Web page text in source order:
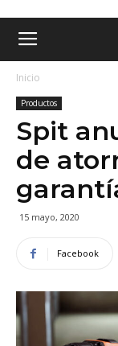
Inicio
Productos
Spit
de
15 mayo, 2020
Facebook